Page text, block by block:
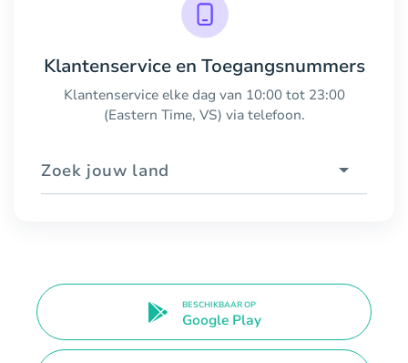
Klantenservice en Toegangsnummers
Klantenservice elke dag van 10:00 tot 23:00
(Eastern Time, VS) via telefoon.
Zoek jouw land
BESCHIKBAAR OP
Google Play